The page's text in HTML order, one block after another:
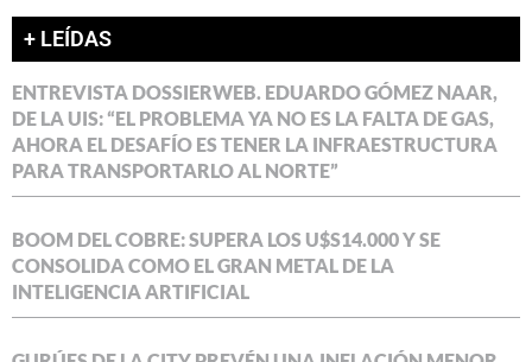
+ LEÍDAS
ENTREVISTA DOSSIERWEB. EDUARDO GÓMEZ NAAR,
DE LA UIS: “EL PROBLEMA YA NO ES LA FALTA DE GAS,
AHORA EL DESAFÍO ES TENER LA INFRAESTRUCTURA
PARA TRANSPORTARLO AL NORTE”
BOOM DEL COBRE: SUPERA LOS U$S14.000 Y SE
CONSOLIDA COMO EL GRAN METAL DE LA
INTELIGENCIA ARTIFICIAL